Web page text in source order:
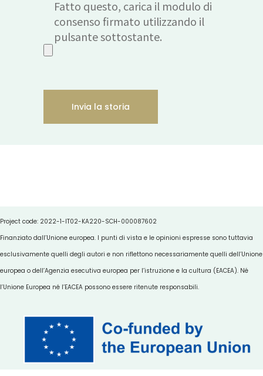
Fatto questo, carica il modulo di
consenso firmato utilizzando il
pulsante sottostante.
Project code: 2022-1-IT02-KA220-SCH-000087602
Finanziato dall’Unione europea. I punti di vista e le opinioni espresse sono tuttavia
esclusivamente quelli degli autori e non riflettono necessariamente quelli dell’Unione
europea o dell’Agenzia esecutiva europea per l’istruzione e la cultura (EACEA). Né
l’Unione Europea né l’EACEA possono essere ritenute responsabili.